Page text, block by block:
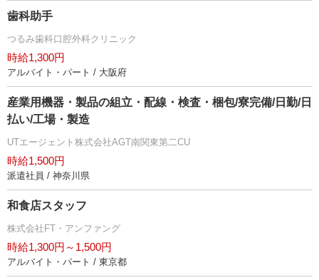
歯科助手
つるみ歯科口腔外科クリニック
時給1,300円
アルバイト・パート / 大阪府
産業用機器・製品の組立・配線・検査・梱包/寮完備/日勤/日
払い/工場・製造
UTエージェント株式会社AGT南関東第二CU
時給1,500円
派遣社員 / 神奈川県
和食店スタッフ
株式会社FT・アンファング
時給1,300円～1,500円
アルバイト・パート / 東京都